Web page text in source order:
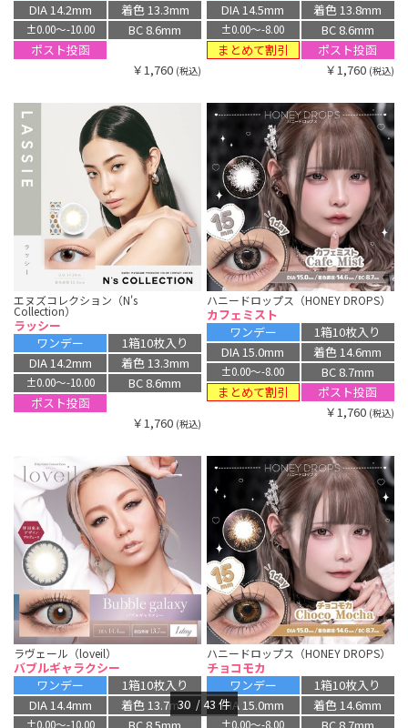
DIA 14.2mm
着色 13.3mm
±0.00〜-10.00
BC 8.6mm
ポスト投函
￥1,760 (税込)
DIA 14.5mm
着色 13.8mm
±0.00〜-8.00
BC 8.6mm
まとめて割引
ポスト投函
￥1,760 (税込)
エヌズコレクション（N's
Collection）
ラッシー
ワンデー
1箱10枚入り
DIA 14.2mm
着色 13.3mm
±0.00〜-10.00
BC 8.6mm
ポスト投函
￥1,760 (税込)
ハニードロップス（HONEY DROPS）
カフェミスト
ワンデー
1箱10枚入り
DIA 15.0mm
着色 14.6mm
±0.00〜-8.00
BC 8.7mm
まとめて割引
ポスト投函
￥1,760 (税込)
ラヴェール（loveil）
バブルギャラクシー
ワンデー
1箱10枚入り
DIA 14.4mm
着色 13.7mm
±0.00〜-10.00
ハニードロップス（HONEY DROPS）
チョコモカ
ワンデー
1箱10枚入り
DIA 15.0mm
着色 14.6mm
±0.00〜-8.00
30 43 件